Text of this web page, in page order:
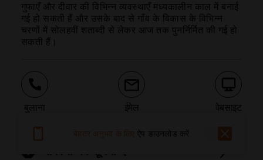
गुफाएँ और दीवार की विभिन्न व्यवस्थाएँ मध्यकालीन काल में बनाई
गई हो सकती हैं और उसके बाद से गाँव के विकास के विभिन्न
चरणों में सोलहवीं शताब्दी से लेकर आज तक पुनर्निर्मित की गई हो
सकती हैं।
बुलाना ईमेल वेबसाइट
समस्या की सूचना दें
ऐप डाउनलोड करें